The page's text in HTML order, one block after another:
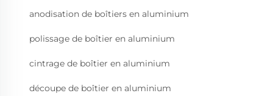
anodisation de boîtiers en aluminium
polissage de boîtier en aluminium
cintrage de boîtier en aluminium
découpe de boîtier en aluminium